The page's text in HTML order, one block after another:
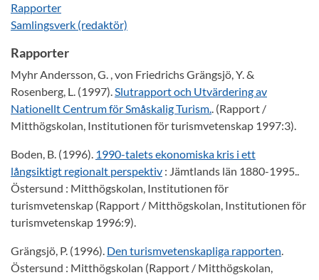
Rapporter
Samlingsverk (redaktör)
Rapporter
Myhr Andersson, G. , von Friedrichs Grängsjö, Y. &
Rosenberg, L. (1997).Slutrapport och Utvärdering av
Nationellt Centrum för Småskalig Turism.. (Rapport /
Mitthögskolan, Institutionen för turismvetenskap 1997:3).
Boden, B. (1996). 1990-talets ekonomiska kris i ett
långsiktigt regionalt perspektiv : Jämtlands län 1880-1995..
Östersund : Mitthögskolan, Institutionen för
turismvetenskap (Rapport / Mitthögskolan, Institutionen för
turismvetenskap 1996:9).
Grängsjö, P. (1996). Den turismvetenskapliga rapporten.
Östersund : Mitthögskolan (Rapport / Mitthögskolan,